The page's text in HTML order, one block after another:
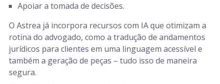
Apoiar a tomada de decisões.
O Astrea já incorpora recursos com IA que otimizam a
rotina do advogado, como a tradução de andamentos
jurídicos para clientes em uma linguagem acessível e
também a geração de peças – tudo isso de maneira
segura.